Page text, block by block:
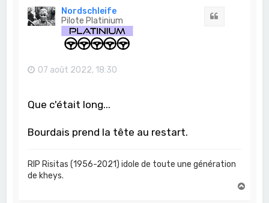
Nordschleife
Pilote Platinium
07 août 2022, 18:30
Que c'était long...
Bourdais prend la tête au restart.
RIP Risitas (1956-2021) idole de toute une génération
de kheys.